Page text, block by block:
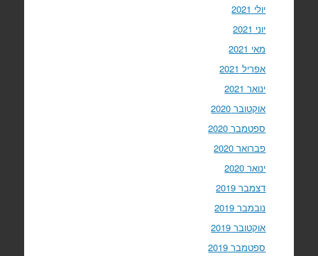
יולי 2021
יוני 2021
מאי 2021
אפריל 2021
ינואר 2021
אוקטובר 2020
ספטמבר 2020
פברואר 2020
ינואר 2020
דצמבר 2019
נובמבר 2019
אוקטובר 2019
ספטמבר 2019